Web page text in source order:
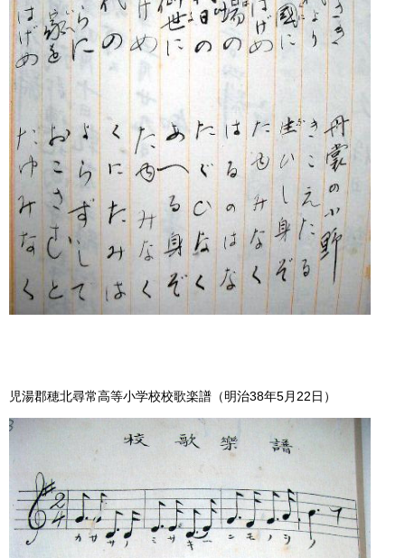
児湯郡穂北尋常高等小学校校歌楽譜（明治38年5月22日）